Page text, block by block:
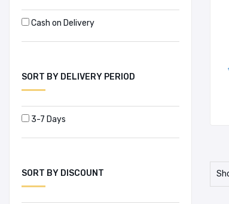
Cash on Delivery
SORT BY DELIVERY PERIOD
3-7 Days
SORT BY DISCOUNT